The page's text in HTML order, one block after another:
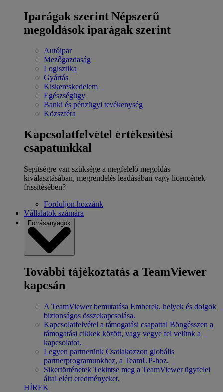
Iparágak szerint Népszerű
megoldások iparágak szerint
Autóipar
Mezőgazdaság
Logisztika
Gyártás
Kiskereskedelem
Egészségügy
Banki és pénzügyi tevékenység
Közszféra
Kapcsolatfelvétel értékesítési
csapatunkkal
Segítségre van szüksége a megfelelő megoldás
kiválasztásában, megrendelés leadásában vagy licencének
frissítésében?
Forduljon hozzánk
Vállalatok számára
Forrásanyagok
További tájékoztatás a TeamViewer
kapcsán
A TeamViewer bemutatása Emberek, helyek és dolgok
biztonságos összekapcsolása.
Kapcsolatfelvétel a támogatási csapattal Böngésszen a
támogatási cikkek között, vagy vegye fel velünk a
kapcsolatot.
Legyen partnerünk Csatlakozzon globális
partnerprogramunkhoz, a TeamUP-hoz.
Sikertörténetek Tekintse meg a TeamViewer ügyfelei
által elért eredményeket.
HÍREK